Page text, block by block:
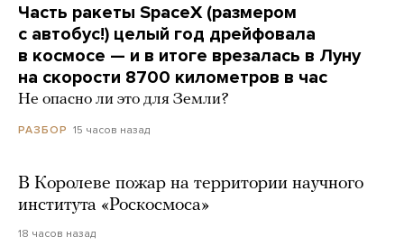
Часть ракеты SpaceX (размером
с автобус!) целый год дрейфовала
в космосе — и в итоге врезалась в Луну
на скорости 8700 километров в час
Не опасно ли это для Земли?
РАЗБОР 15 часов назад
В Королеве пожар на территории научного
института «Роскосмоса»
18 часов назад